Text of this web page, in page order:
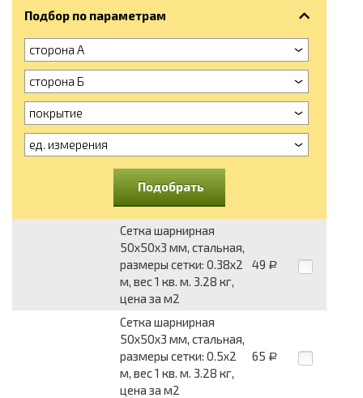
Подбор по параметрам
сторона А
сторона Б
покрытие
ед. измерения
Подобрать
Сетка шарнирная
50x50x3 мм, стальная,
размеры сетки: 0.38x2
м, вес 1 кв. м. 3.28 кг,
цена за м2
49 Р
Сетка шарнирная
50x50x3 мм, стальная,
размеры сетки: 0.5x2
м, вес 1 кв. м. 3.28 кг,
цена за м2
65 Р